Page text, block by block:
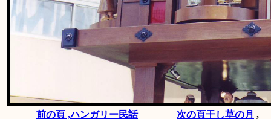
前の頁 ,ハンガリー民話 次の頁干し草の月